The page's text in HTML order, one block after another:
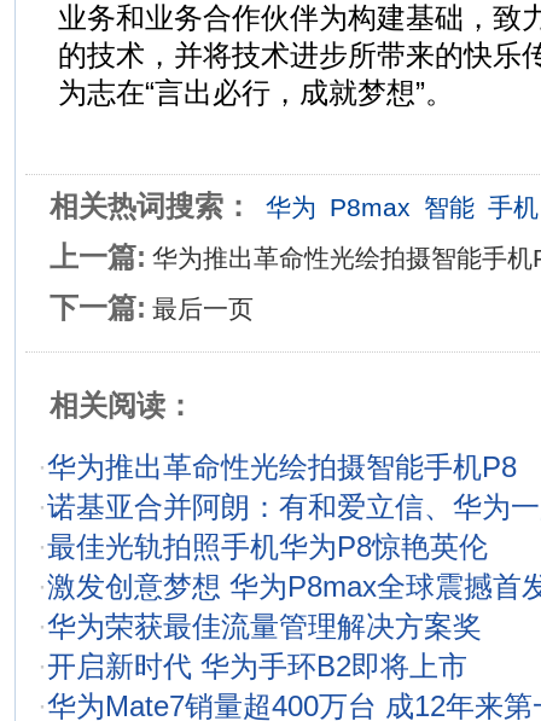
业务和业务合作伙伴为构建基础，致
的技术，并将技术进步所带来的快乐
为志在“言出必行，成就梦想”。
相关热词搜索： 华为 P8max 智能 手机
上一篇: 华为推出革命性光绘拍摄智能手机
下一篇: 最后一页
相关阅读：
·华为推出革命性光绘拍摄智能手机P8
·诺基亚合并阿朗：有和爱立信、华为
·最佳光轨拍照手机华为P8惊艳英伦
·激发创意梦想 华为P8max全球震撼首
·华为荣获最佳流量管理解决方案奖
·开启新时代 华为手环B2即将上市
·华为Mate7销量超400万台 成12年来